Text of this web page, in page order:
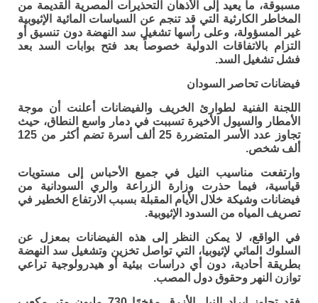
مسبوقة، ما يعيد إلى الأذهان التحذيرات المصرية القديمة من
المخاطر الكارثية التي قد تنجم عن السياسات المائية الإثيوبية
غير المسؤولة، وعلى رأسها تشغيل سد النهضة دون تنسيق أو
التزام بالاتفاقات الدولية خصوصاً بعد فتح بوابات السد بعد
فشل تشغيل السد.
فيضانات تحاصر السودان
اللجنة الفنية لطوارئ الخريف والفيضانات أعلنت أن موجة
الأمطار والسيول الأخيرة تسببت في دمار واسع النطاق، حيث
تجاوز عدد الأسر المتضررة 25 ألف أسرة تضم أكثر من 125
ألف شخص.
وارتفعت مناسيب النيل في جميع الأحباس إلى مستويات
قياسية، فيما حذرت وزارة الزراعة والري السودانية من
فيضانات وشيكة خلال الأيام المقبلة بسبب الارتفاع الخطير في
تصريف المياه من السدود الإثيوبية.
في الواقع، لا يمكن النظر إلى هذه الفيضانات بمعزل عن
السلوك المائي لإثيوبيا، التي تواصل تخزين وتشغيل سد النهضة
بطريقة أحادية، دون أي دراسات بيئية أو هيدرولوجية تراعي
توازن النهر وحقوق دول المصب.